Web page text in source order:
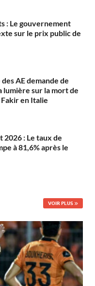
: Le gouvernement
sur le prix public de
AE demande de
lumière sur la mort de
en Italie
2026 : Le taux de
à 81,6% après le
VOIR PLUS